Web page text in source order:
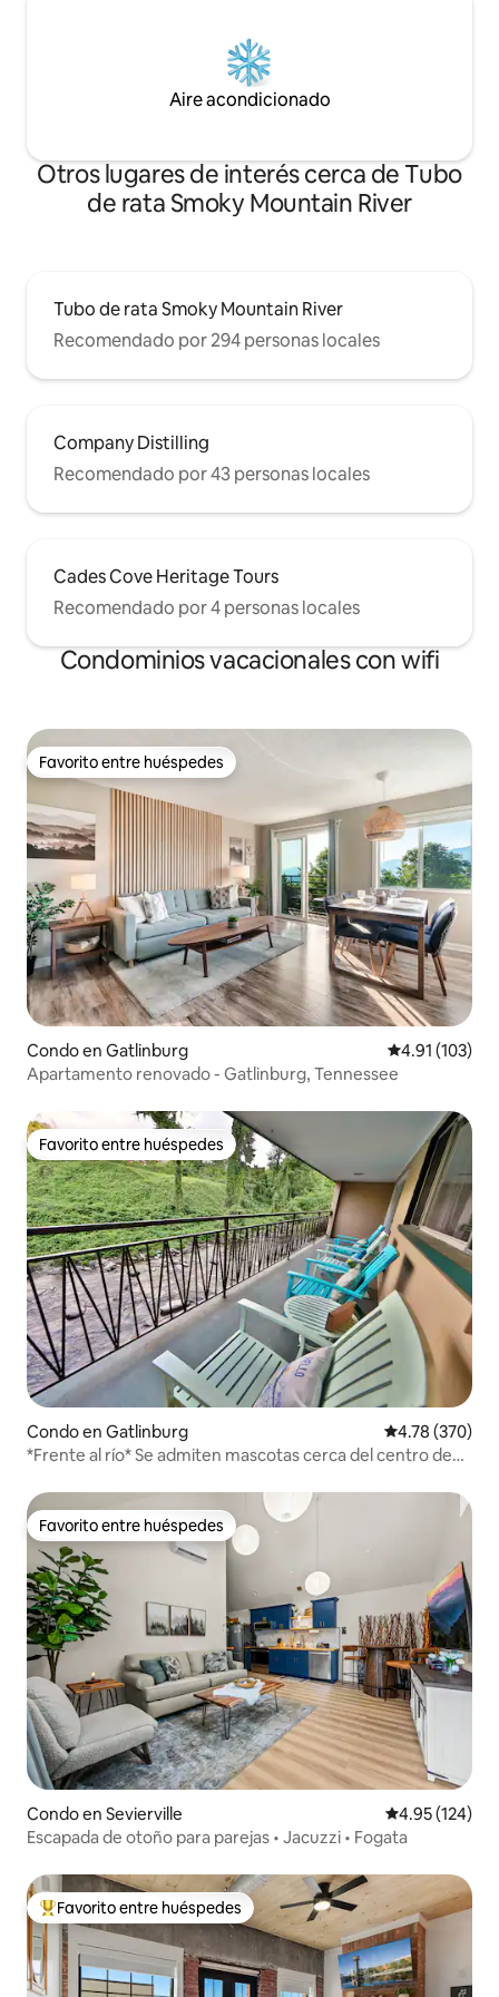
Aire acondicionado
Otros lugares de interés cerca de Tubo
de rata Smoky Mountain River
Tubo de rata Smoky Mountain River
Recomendado por 294 personas locales
Company Distilling
Recomendado por 43 personas locales
Cades Cove Heritage Tours
Recomendado por 4 personas locales
Condominios vacacionales con wifi
Favorito entre huéspedes
Favorito entre huéspedes
Condo en Gatlinburg Calificación
4.91 (103)
Apartamento renovado - Gatlinburg, Tennessee
Favorito entre huéspedes
Favorito entre huéspedes
Condo en Gatlinburg Calificación
4.78 (370)
*Frente al río* Se admiten mascotas cerca del centro de
Favorito entre huéspedes
Favorito entre huéspedes
Condo en Sevierville Calificación
4.95 (124)
Escapada de otoño para parejas • Jacuzzi • Fogata
Favorito entre huéspedes preferido
Favorito entre huéspedes